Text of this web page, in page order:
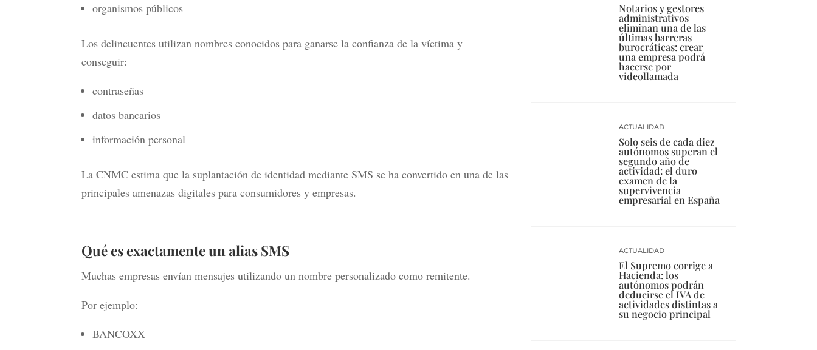
organismos públicos
Los delincuentes utilizan nombres conocidos para ganarse la confianza de la víctima y
conseguir:
contraseñas
datos bancarios
información personal
La CNMC estima que la suplantación de identidad mediante SMS se ha convertido en una de las
principales amenazas digitales para consumidores y empresas.
Qué es exactamente un alias SMS
Muchas empresas envían mensajes utilizando un nombre personalizado como remitente.
Por ejemplo:
BANCOXX
Notarios y gestores
administrativos
eliminan una de las
últimas barreras
burocráticas: crear
una empresa podrá
hacerse por
videollamada
Solo seis de cada diez
autónomos superan el
segundo año de
actividad: el duro
examen de la
supervivencia
empresarial en España
ACTUALIDAD
El Supremo corrige a
Hacienda: los
autónomos podrán
deducirse el IVA de
actividades distintas a
su negocio principal
ACTUALIDAD